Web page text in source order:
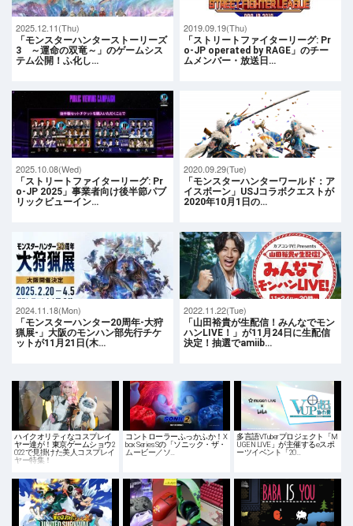
2025.12.11(Thu)
「モンスターハンターストーリーズ
3 ～運命の双竜～」のゲームシス
テム公開！ふ化し…
2019.09.19(Thu)
「ストリートファイターリーグ: Pr
o-JP operated by RAGE」のチー
ムメンバー・放送日…
2025.10.08(Wed)
「ストリートファイターリーグ: Pr
o-JP 2025」事業者向け後半節パブ
リックビューイン…
2020.09.29(Tue)
「モンスターハンターワールド：ア
イスボーン」USJコラボクエストが
2020年10月1日の…
2024.11.18(Mon)
「モンスターハンター20周年-大狩
猟展-」大阪のモンハン部先行チケ
ットが11月21日(木…
2022.11.22(Tue)
「山田裕貴が生配信！みんなでモン
ハンLIVE！」が11月24日に生配信
決定！抽選でamiib…
ハイクオリティなコスプレイ
ヤー達が！東京ゲームショウ2
022で見掛けた美人コスプレイ
ヤー特集！
コントローラーふっかふか！X
box Series Sの「ソニック・ザ・
ムービー／ソ…
多言語VTuberプロジェクト「M
UGEN LIVE」が主催するeスポ
ーツイベント「20…